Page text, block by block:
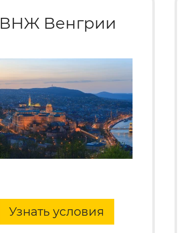
ВНЖ Венгрии
Узнать условия